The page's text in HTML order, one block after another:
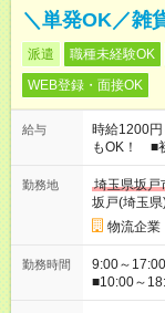
＼単発OK／雑
派遣 職種未経験OK
WEB登録・面接OK
給与
時給1200
もOK！ ■
勤務地
埼玉県坂戸
坂戸(埼玉県
物流企業
勤務時間
9:00～17:00 ▼他にも選べるシフトいろいろ！ ■9:00～18:00
■10:00～
■22:00～